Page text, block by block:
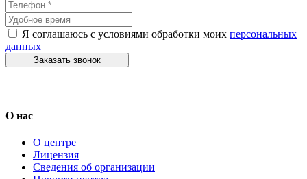
Я соглашаюсь с условиями обработки моих персональных
данных
Заказать звонок
О нас
О центре
Лицензия
Сведения об организации